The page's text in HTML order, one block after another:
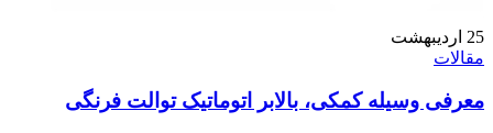
25 اردیبهشت
مقالات
معرفی وسیله کمکی، بالابر اتوماتیک توالت فرنگی